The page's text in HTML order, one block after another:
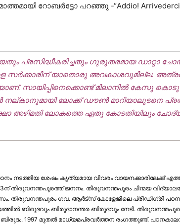
റോബര്‍ട്ടോ പറഞ്ഞു -“Addio!
പ്രസിദ്ധീകരിച്ചതും ഗുരുതരമായ ഡാറ്റാ
സര്‍ക്കാരിന് യാതൊരു അവകാശവുമില്ല.
സായിപ്പിനെക്കൊണ്ട് മിലാനില്‍ കേസു
ലോക്ക് ഡൗണ്‍ മാറിയാലുടനെ
അഴിമതി ലോകത്തെ ഏതു കോടതിയിലും
പഠനം നടത്തിയ ശേഷം കൃത്യമായ വിവരം വായനക്കാരിലേക്ക്
തിരുവനന്തപുരത്ത് ജനനം. തിരുവനന്തപുരം ചിന്മയ
തിരുവനന്തപുരം ഗവ. ആര്‍ട്‌സ് കോളേജിലെ പ്രീഡിഗ്രി
ബിരുദവും ബിരുദാനന്തര ബിരുദവും നേടി. തിരുവനന്തപുരം
ബിരുദം. 1997 മുതല്‍ മാധ്യമപ്രവര്‍ത്തന രംഗത്തുണ്ട്.